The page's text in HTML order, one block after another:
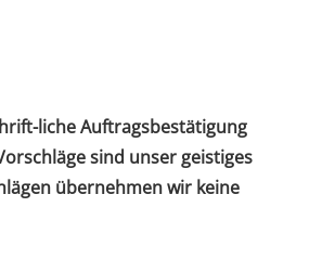
liche Auftragsbestätigung
sind unser geistiges
übernehmen wir keine